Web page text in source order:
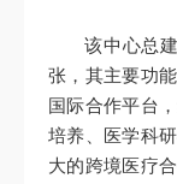
该中心总
张，其主要功
国际合作平台
培养、医学科
大的跨境医疗